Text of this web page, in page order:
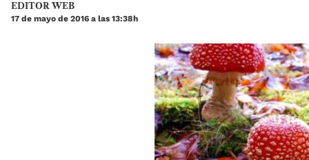
EDITOR WEB
17 de mayo de 2016 a las 13:38h